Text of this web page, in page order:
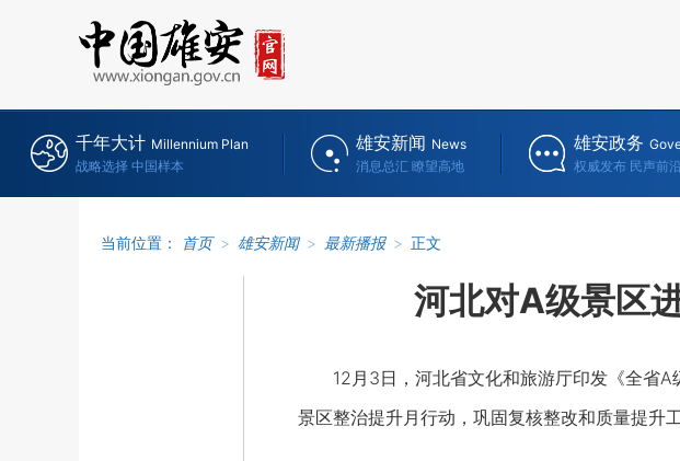
千年大计 Millennium Plan
战略选择 中国样本
雄安新闻 News
消息总汇 瞭望高地
雄安政务
权威发布 民声前沿
当前位置： 首页 > 雄安新闻 > 最新播报 > 正文
河北对A级景区
12月3日，河北省文化和旅游厅印发《全省A
景区整治提升月行动，巩固复核整改和质量提升